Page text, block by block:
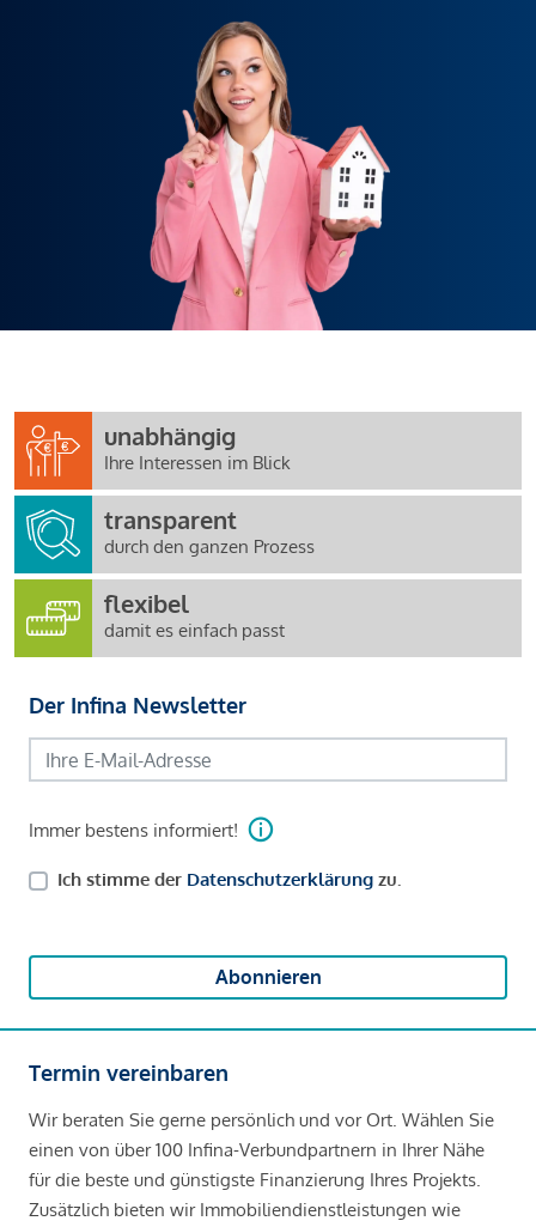
unabhängig
Ihre Interessen im Blick
transparent
durch den ganzen Prozess
flexibel
damit es einfach passt
Der Infina Newsletter
Immer bestens informiert!
Ich stimme der Datenschutzerklärung zu.
Abonnieren
Termin vereinbaren
Wir beraten Sie gerne persönlich und vor Ort. Wählen Sie
einen von über 100 Infina-Verbundpartnern in Ihrer Nähe
für die beste und günstigste Finanzierung Ihres Projekts.
Zusätzlich bieten wir Immobiliendienstleistungen wie